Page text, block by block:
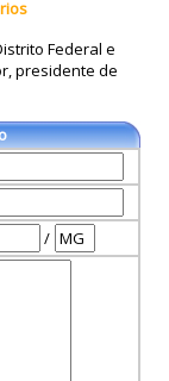
Federal e
presidente de
/